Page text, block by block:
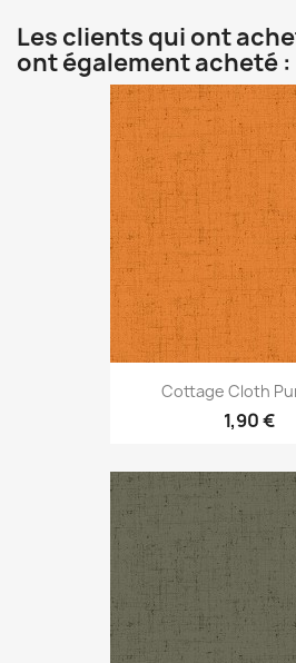
Les clients qui ont
ont également acheté :
Cottage Cloth
1,90 €